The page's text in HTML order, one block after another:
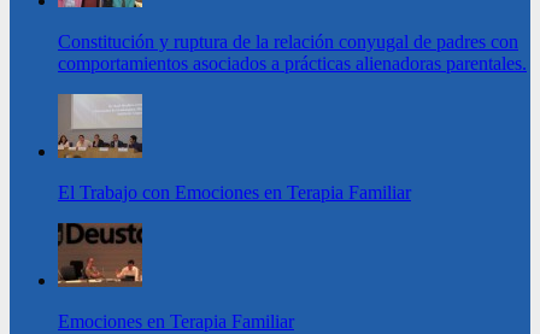
Constitución y ruptura de la relación conyugal de padres con
comportamientos asociados a prácticas alienadoras parentales.
El Trabajo con Emociones en Terapia Familiar
Emociones en Terapia Familiar